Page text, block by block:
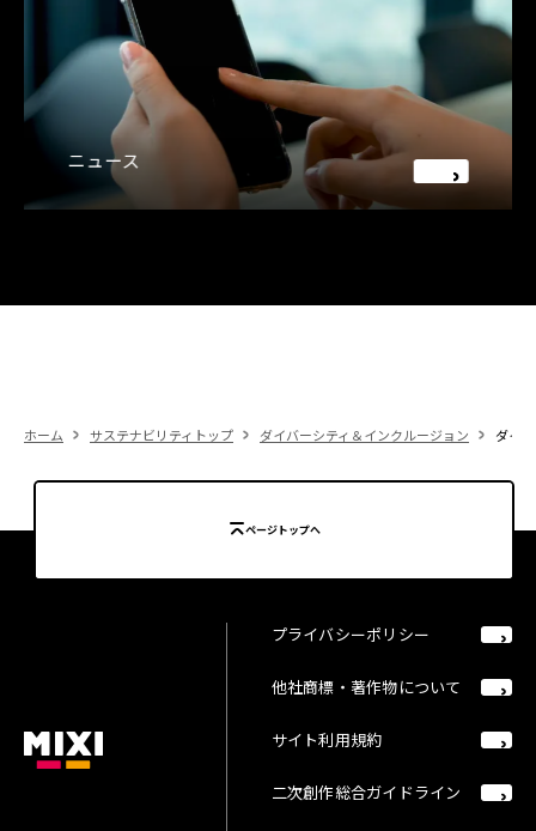
ニュース
ホーム サステナビリティトップ ダイバーシティ＆インクルージョン ダイ
ページトップへ
プライバシーポリシー
他社商標・著作物について
サイト利用規約
二次創作総合ガイドライン